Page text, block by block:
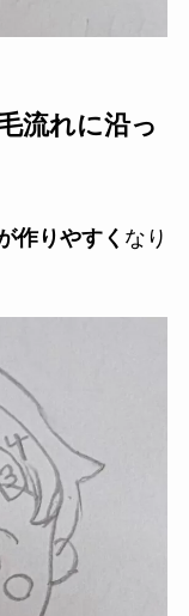
流れに沿っ
作りやすく なり